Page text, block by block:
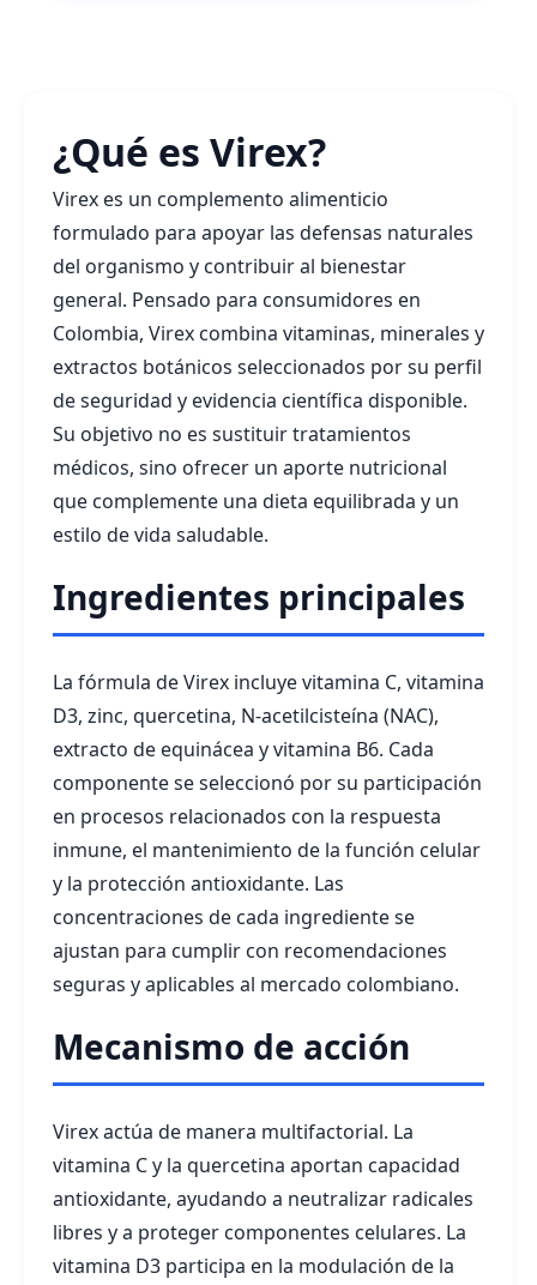
¿Qué es Virex?
Virex es un complemento alimenticio
formulado para apoyar las defensas naturales
del organismo y contribuir al bienestar
general. Pensado para consumidores en
Colombia, Virex combina vitaminas, minerales y
extractos botánicos seleccionados por su perfil
de seguridad y evidencia científica disponible.
Su objetivo no es sustituir tratamientos
médicos, sino ofrecer un aporte nutricional
que complemente una dieta equilibrada y un
estilo de vida saludable.
Ingredientes principales
La fórmula de Virex incluye vitamina C, vitamina
D3, zinc, quercetina, N-acetilcisteína (NAC),
extracto de equinácea y vitamina B6. Cada
componente se seleccionó por su participación
en procesos relacionados con la respuesta
inmune, el mantenimiento de la función celular
y la protección antioxidante. Las
concentraciones de cada ingrediente se
ajustan para cumplir con recomendaciones
seguras y aplicables al mercado colombiano.
Mecanismo de acción
Virex actúa de manera multifactorial. La
vitamina C y la quercetina aportan capacidad
antioxidante, ayudando a neutralizar radicales
libres y a proteger componentes celulares. La
vitamina D3 participa en la modulación de la